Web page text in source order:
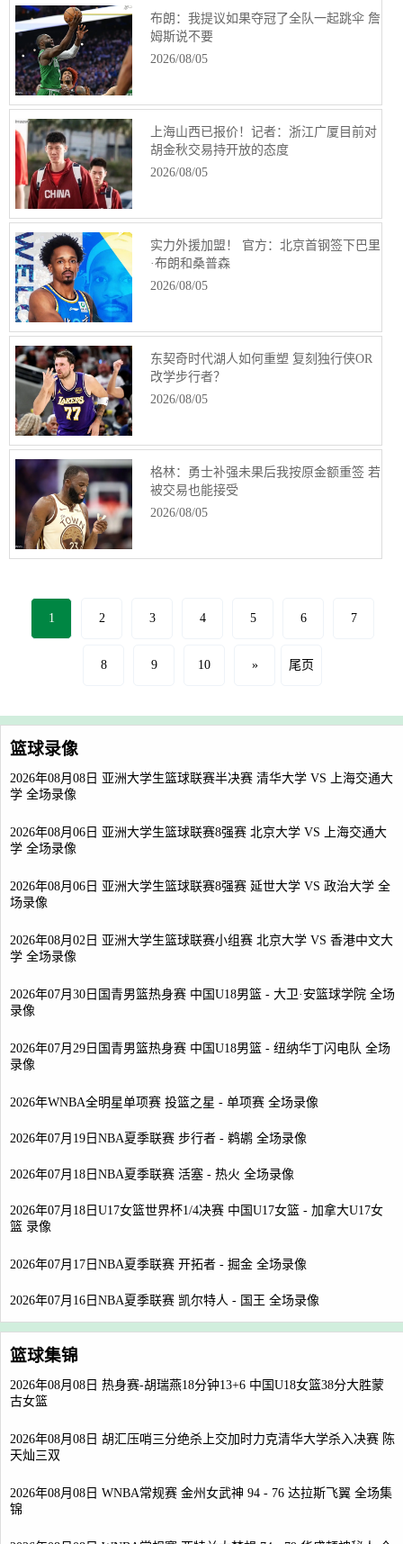
布朗：我提议如果夺冠了全队一起跳伞 詹
姆斯说不要
2026/08/05
上海山西已报价！记者：浙江广厦目前对
胡金秋交易持开放的态度
2026/08/05
实力外援加盟！ 官方：北京首钢签下巴里
·布朗和桑普森
2026/08/05
东契奇时代湖人如何重塑 复刻独行侠OR
改学步行者？
2026/08/05
格林：勇士补强未果后我按原金额重签 若
被交易也能接受
2026/08/05
1 2 3 4 5 6 7
8 9 10 » 尾页
篮球录像
2026年08月08日 亚洲大学生篮球联赛半决赛 清华大学 VS 上海交通大
学 全场录像
2026年08月06日 亚洲大学生篮球联赛8强赛 北京大学 VS 上海交通大
学 全场录像
2026年08月06日 亚洲大学生篮球联赛8强赛 延世大学 VS 政治大学 全
场录像
2026年08月02日 亚洲大学生篮球联赛小组赛 北京大学 VS 香港中文大
学 全场录像
2026年07月30日国青男篮热身赛 中国U18男篮 - 大卫·安篮球学院 全场
录像
2026年07月29日国青男篮热身赛 中国U18男篮 - 纽纳华丁闪电队 全场
录像
2026年WNBA全明星单项赛 投篮之星 - 单项赛 全场录像
2026年07月19日NBA夏季联赛 步行者 - 鹈鹕 全场录像
2026年07月18日NBA夏季联赛 活塞 - 热火 全场录像
2026年07月18日U17女篮世界杯1/4决赛 中国U17女篮 - 加拿大U17女
篮 录像
2026年07月17日NBA夏季联赛 开拓者 - 掘金 全场录像
2026年07月16日NBA夏季联赛 凯尔特人 - 国王 全场录像
篮球集锦
2026年08月08日 热身赛-胡瑞燕18分钟13+6 中国U18女篮38分大胜蒙
古女篮
2026年08月08日 胡汇压哨三分绝杀上交加时力克清华大学杀入决赛 陈
天灿三双
2026年08月08日 WNBA常规赛 金州女武神 94 - 76 达拉斯飞翼 全场集
锦